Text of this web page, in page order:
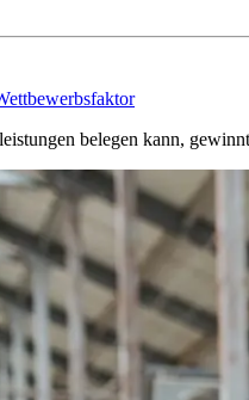
belegen kann,